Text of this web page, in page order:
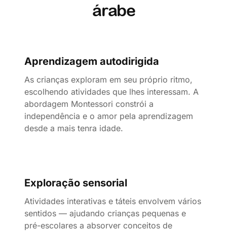
árabe
Aprendizagem autodirigida
As crianças exploram em seu próprio ritmo,
escolhendo atividades que lhes interessam. A
abordagem Montessori constrói a
independência e o amor pela aprendizagem
desde a mais tenra idade.
Exploração sensorial
Atividades interativas e táteis envolvem vários
sentidos — ajudando crianças pequenas e
pré-escolares a absorver conceitos de